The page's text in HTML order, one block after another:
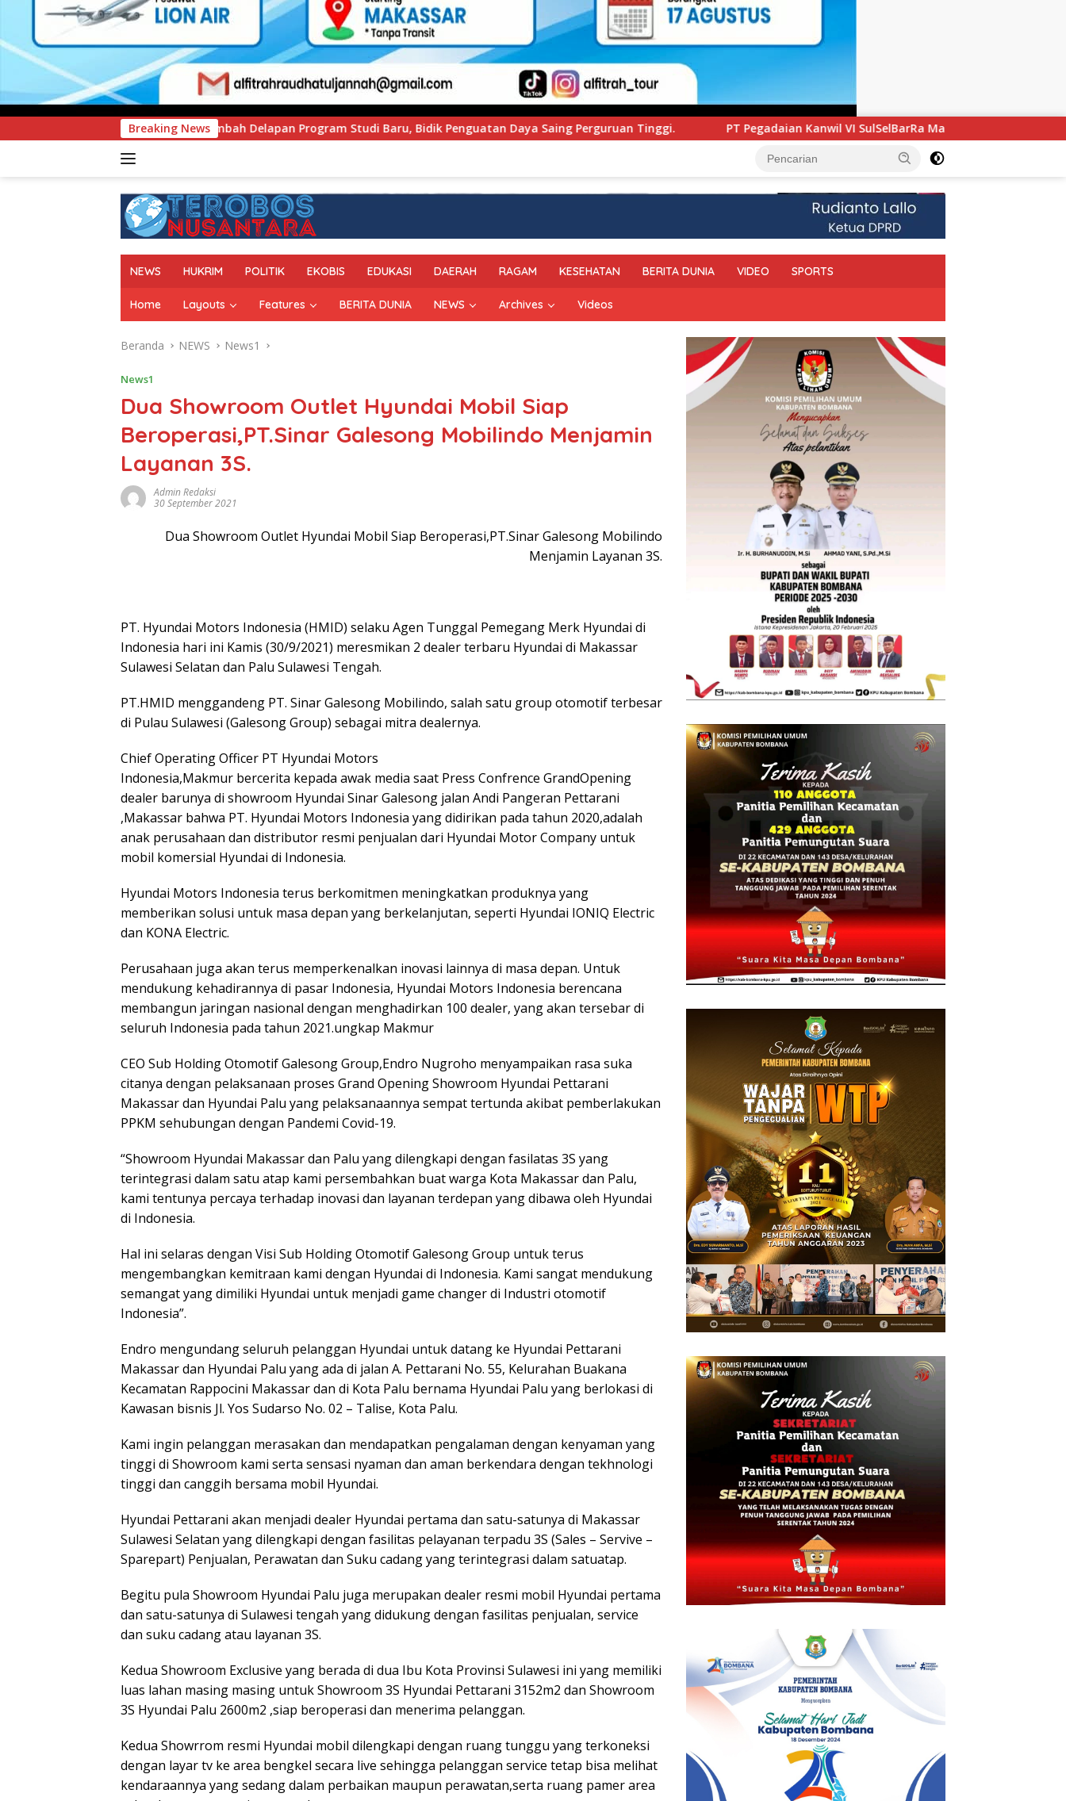
Breaking News
UNIMEN Tambah Delapan Program Studi Baru, Bidik Penguatan Daya Saing Perguruan Tinggi. PT Pegadaian Kanwil VI SulSelBarRa Maluku Luncurkan Program PANDE EMAS
NEWS HUKRIM POLITIK EKOBIS EDUKASI DAERAH RAGAM KESEHATAN BERITA DUNIA VIDEO SPORTS
Home Layouts Features BERITA DUNIA NEWS Archives Videos
Beranda NEWS News1
News1
Dua Showroom Outlet Hyundai Mobil Siap
Beroperasi,PT.Sinar Galesong Mobilindo Menjamin
Layanan 3S.
Admin Redaksi
30 September 2021
Dua Showroom Outlet Hyundai Mobil Siap Beroperasi,PT.Sinar Galesong Mobilindo
Menjamin Layanan 3S.
PT. Hyundai Motors Indonesia (HMID) selaku Agen Tunggal Pemegang Merk Hyundai di
Indonesia hari ini Kamis (30/9/2021) meresmikan 2 dealer terbaru Hyundai di Makassar
Sulawesi Selatan dan Palu Sulawesi Tengah.
PT.HMID menggandeng PT. Sinar Galesong Mobilindo, salah satu group otomotif terbesar
di Pulau Sulawesi (Galesong Group) sebagai mitra dealernya.
Chief Operating Officer PT Hyundai Motors
Indonesia,Makmur bercerita kepada awak media saat Press Confrence GrandOpening
dealer barunya di showroom Hyundai Sinar Galesong jalan Andi Pangeran Pettarani
,Makassar bahwa PT. Hyundai Motors Indonesia yang didirikan pada tahun 2020,adalah
anak perusahaan dan distributor resmi penjualan dari Hyundai Motor Company untuk
mobil komersial Hyundai di Indonesia.
Hyundai Motors Indonesia terus berkomitmen meningkatkan produknya yang
memberikan solusi untuk masa depan yang berkelanjutan, seperti Hyundai IONIQ Electric
dan KONA Electric.
Perusahaan juga akan terus memperkenalkan inovasi lainnya di masa depan. Untuk
mendukung kehadirannya di pasar Indonesia, Hyundai Motors Indonesia berencana
membangun jaringan nasional dengan menghadirkan 100 dealer, yang akan tersebar di
seluruh Indonesia pada tahun 2021.ungkap Makmur
CEO Sub Holding Otomotif Galesong Group,Endro Nugroho menyampaikan rasa suka
citanya dengan pelaksanaan proses Grand Opening Showroom Hyundai Pettarani
Makassar dan Hyundai Palu yang pelaksanaannya sempat tertunda akibat pemberlakukan
PPKM sehubungan dengan Pandemi Covid-19.
“Showroom Hyundai Makassar dan Palu yang dilengkapi dengan fasilatas 3S yang
terintegrasi dalam satu atap kami persembahkan buat warga Kota Makassar dan Palu,
kami tentunya percaya terhadap inovasi dan layanan terdepan yang dibawa oleh Hyundai
di Indonesia.
Hal ini selaras dengan Visi Sub Holding Otomotif Galesong Group untuk terus
mengembangkan kemitraan kami dengan Hyundai di Indonesia. Kami sangat mendukung
semangat yang dimiliki Hyundai untuk menjadi game changer di Industri otomotif
Indonesia”.
Endro mengundang seluruh pelanggan Hyundai untuk datang ke Hyundai Pettarani
Makassar dan Hyundai Palu yang ada di jalan A. Pettarani No. 55, Kelurahan Buakana
Kecamatan Rappocini Makassar dan di Kota Palu bernama Hyundai Palu yang berlokasi di
Kawasan bisnis Jl. Yos Sudarso No. 02 – Talise, Kota Palu.
Kami ingin pelanggan merasakan dan mendapatkan pengalaman dengan kenyaman yang
tinggi di Showroom kami serta sensasi nyaman dan aman berkendara dengan tekhnologi
tinggi dan canggih bersama mobil Hyundai.
Hyundai Pettarani akan menjadi dealer Hyundai pertama dan satu-satunya di Makassar
Sulawesi Selatan yang dilengkapi dengan fasilitas pelayanan terpadu 3S (Sales – Servive –
Sparepart) Penjualan, Perawatan dan Suku cadang yang terintegrasi dalam satuatap.
Begitu pula Showroom Hyundai Palu juga merupakan dealer resmi mobil Hyundai pertama
dan satu-satunya di Sulawesi tengah yang didukung dengan fasilitas penjualan, service
dan suku cadang atau layanan 3S.
Kedua Showroom Exclusive yang berada di dua Ibu Kota Provinsi Sulawesi ini yang memiliki
luas lahan masing masing untuk Showroom 3S Hyundai Pettarani 3152m2 dan Showroom
3S Hyundai Palu 2600m2 ,siap beroperasi dan menerima pelanggan.
Kedua Showrrom resmi Hyundai mobil dilengkapi dengan ruang tunggu yang terkoneksi
dengan layar tv ke area bengkel secara live sehingga pelanggan service tetap bisa melihat
kendaraannya yang sedang dalam perbaikan maupun perawatan,serta ruang pamer area